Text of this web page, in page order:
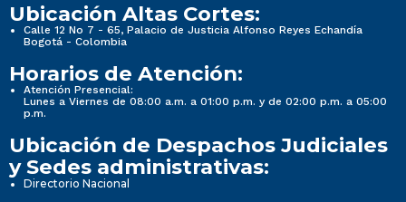
Ubicación Altas Cortes:
Calle 12 No 7 - 65, Palacio de Justicia Alfonso Reyes Echandía
Bogotá - Colombia
Horarios de Atención:
Atención Presencial:
Lunes a Viernes de 08:00 a.m. a 01:00 p.m. y de 02:00 p.m. a 05:00
p.m.
Ubicación de Despachos Judiciales
y Sedes administrativas:
Directorio Nacional